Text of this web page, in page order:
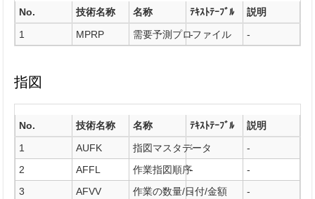
No. 技術名称 名称 ﾃｷｽﾄﾃｰﾌﾞﾙ
説明
1
MPRP 需要予測プロファイル
- -
指図
No. 技術名称 名称 ﾃｷｽﾄﾃｰﾌﾞﾙ
説明
1
AUFK 指図マスタデータ
-
-
2
AFFL 作業指図順序-
-
3
AFVV 作業の数量/日付/金額
-
-